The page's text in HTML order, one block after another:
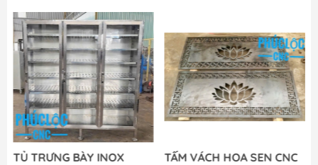
TỦ TRƯNG BÀY INOX
TẤM VÁCH HOA SEN CNC